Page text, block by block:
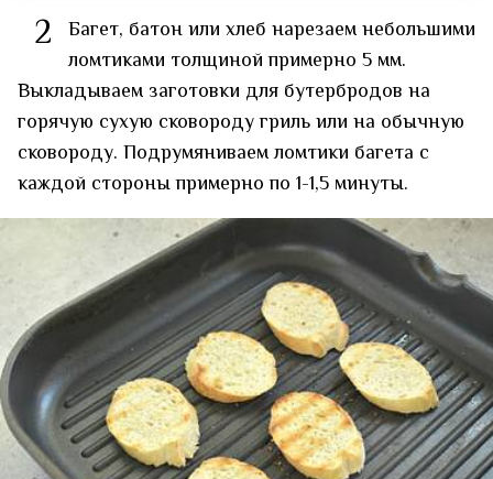
2 Багет, батон или хлеб нарезаем небольшими
ломтиками толщиной примерно 5 мм.
Выкладываем заготовки для бутербродов на
горячую сухую сковороду гриль или на обычную
сковороду. Подрумяниваем ломтики багета с
каждой стороны примерно по 1-1,5 минуты.